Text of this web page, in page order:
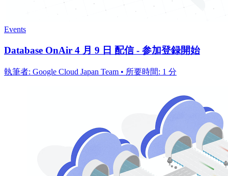
Events
Database OnAir 4 月 9 日 配信 - 参加登録開始
執筆者: Google Cloud Japan Team • 所要時間: 1 分